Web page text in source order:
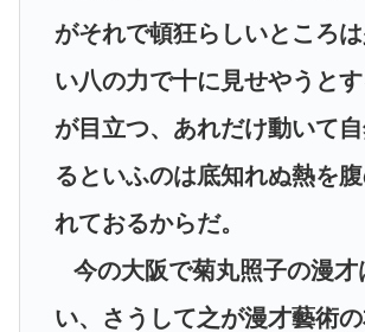
がそれで頓狂らしいところ
い八の力で十に見せやうと
が目立つ、あれだけ動いて自
るといふのは底知れぬ熱を
れておるからだ。
今の大阪で菊丸照子の漫才
い、さうして之が漫才藝術